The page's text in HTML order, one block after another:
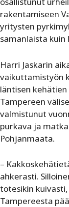
rakentamiseen
yritysten
samanlaista
Harri Jaskarin
vaikuttamistyön
läntisen
Tampereen
valmistunut
purkava ja
Pohjanmaata.
–
ahkerasti.
totesikin
Tampereesta